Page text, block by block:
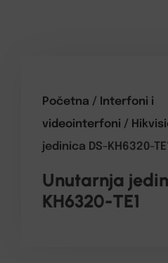
Početna / Interfoni i
videointerfoni /
jedinica DS-KH6320-TE1
Unutarnja
KH6320-TE1